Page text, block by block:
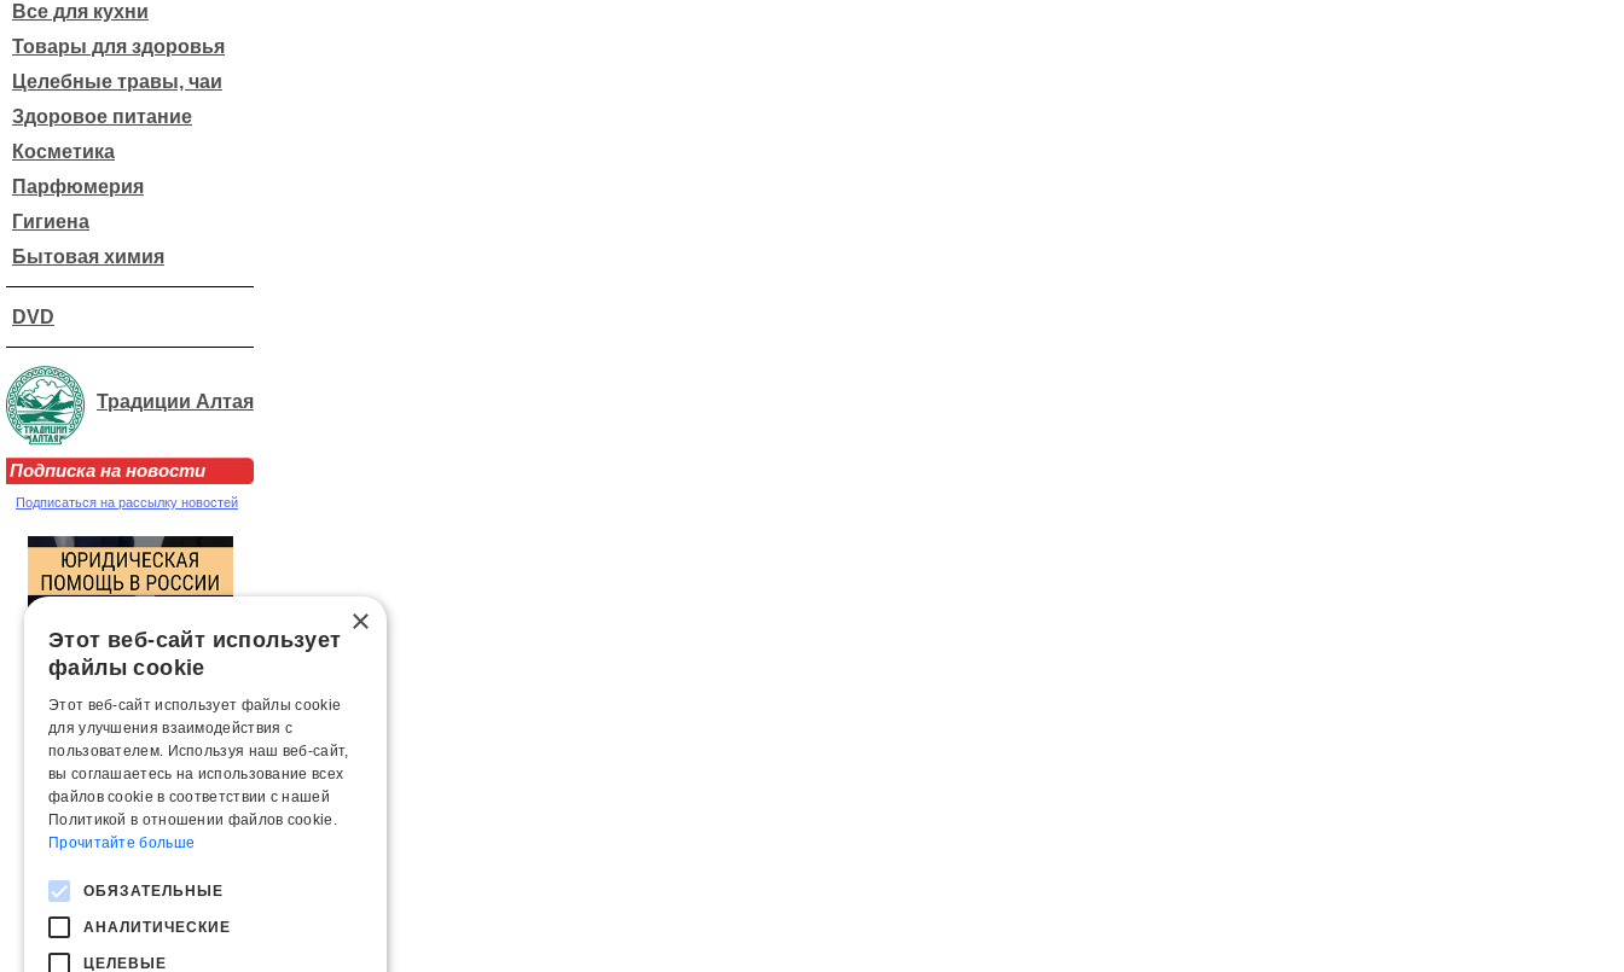
Все для кухни
Товары для здоровья
Целебные травы, чаи
Здоровое питание
Косметика
Парфюмерия
Гигиена
Бытовая химия
DVD
Традиции Алтая
Подписка на новости
Подписаться на рассылку новостей
×
Этот веб-сайт использует
файлы cookie
Этот веб-сайт использует файлы cookie
для улучшения взаимодействия с
пользователем. Используя наш веб-сайт,
вы соглашаетесь на использование всех
файлов cookie в соответствии с нашей
Политикой в ​​отношении файлов cookie.
Прочитайте больше
ОБЯЗАТЕЛЬНЫЕ
АНАЛИТИЧЕСКИЕ
ЦЕЛЕВЫЕ